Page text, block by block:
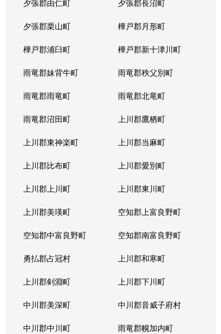
夕張郡由仁町 夕張郡長沼町
夕張郡栗山町 樺戸郡月形町
樺戸郡浦臼町 樺戸郡新十津川町
雨竜郡妹背牛町 雨竜郡秩父別町
雨竜郡雨竜町 雨竜郡北竜町
雨竜郡沼田町 上川郡鷹栖町
上川郡東神楽町 上川郡当麻町
上川郡比布町 上川郡愛別町
上川郡上川町 上川郡東川町
上川郡美瑛町 空知郡上富良野町
空知郡中富良野町 空知郡南富良野町
勇払郡占冠村 上川郡和寒町
上川郡剣淵町 上川郡下川町
中川郡美深町 中川郡音威子府村
中川郡中川町 雨竜郡幌加内町